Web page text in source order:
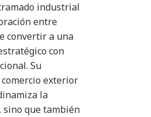
industrial
entre
convertir a una
con
Su
exterior
la
sino que también